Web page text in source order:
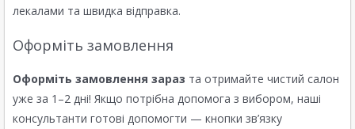
лекалами та швидка відправка.
Оформіть замовлення
Оформіть замовлення зараз та отримайте чистий салон
уже за 1–2 дні! Якщо потрібна допомога з вибором, наші
консультанти готові допомогти — кнопки зв’язку